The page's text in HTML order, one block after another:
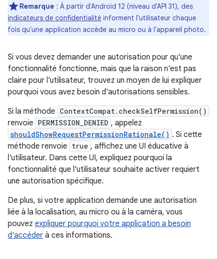
Remarque : À partir d'Android 12 (niveau d'API 31), des
indicateurs de confidentialité informent l'utilisateur chaque
fois qu'une application accède au micro ou à l'appareil photo.
Si vous devez demander une autorisation pour qu'une
fonctionnalité fonctionne, mais que la raison n'est pas
claire pour l'utilisateur, trouvez un moyen de lui expliquer
pourquoi vous avez besoin d'autorisations sensibles.
Si la méthode ContextCompat.checkSelfPermission()
renvoie PERMISSION_DENIED , appelez
shouldShowRequestPermissionRationale() . Si cette
méthode renvoie true , affichez une UI éducative à
l'utilisateur. Dans cette UI, expliquez pourquoi la
fonctionnalité que l'utilisateur souhaite activer requiert
une autorisation spécifique.
De plus, si votre application demande une autorisation
liée à la localisation, au micro ou à la caméra, vous
pouvez expliquer pourquoi votre application a besoin
d'accéder à ces informations.